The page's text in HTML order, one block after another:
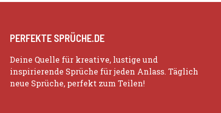
PERFEKTE SPRÜCHE.DE
Deine Quelle für kreative, lustige und
inspirierende Sprüche für jeden Anlass. Täglich
neue Sprüche, perfekt zum Teilen!